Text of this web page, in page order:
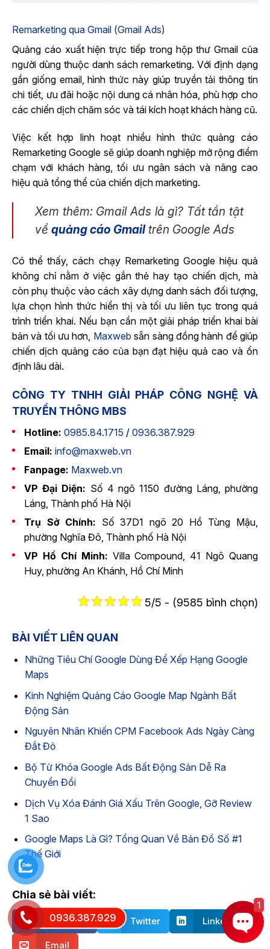
Remarketing qua Gmail (Gmail Ads)
Quảng cáo xuất hiện trực tiếp trong hộp thư Gmail của
người dùng thuộc danh sách remarketing. Với định dạng
gần giống email, hình thức này giúp truyền tải thông tin
chi tiết, ưu đãi hoặc nội dung cá nhân hóa, phù hợp cho
các chiến dịch chăm sóc và tái kích hoạt khách hàng cũ.
Việc kết hợp linh hoạt nhiều hình thức quảng cáo
Remarketing Google sẽ giúp doanh nghiệp mở rộng điểm
chạm với khách hàng, tối ưu ngân sách và nâng cao
hiệu quả tổng thể của chiến dịch marketing.
Xem thêm: Gmail Ads là gì? Tất tần tật
về quảng cáo Gmailtrên Google Ads
Có thể thấy, cách chạy Remarketing Google hiệu quả
không chỉ nằm ở việc gắn thẻ hay tạo chiến dịch, mà
còn phụ thuộc vào cách xây dựng danh sách đối tượng,
lựa chọn hình thức hiển thị và tối ưu liên tục trong quá
trình triển khai. Nếu bạn cần một giải pháp triển khai bài
bản và tối ưu hơn, Maxweb sẵn sàng đồng hành để giúp
chiến dịch quảng cáo của bạn đạt hiệu quả cao và ổn
định lâu dài.
CÔNG TY TNHH GIẢI PHÁP CÔNG NGHỆ VÀ
TRUYỀN THÔNG MBS
Hotline: 0985.84.1715 / 0936.387.929
Email: info@maxweb.vn
Fanpage: Maxweb.vn
VP Đại Diện: Số 4 ngõ 1150 đường Láng, phường
Láng, Thành phố Hà Nội
Trụ Sở Chính: Số 37D1 ngõ 20 Hồ Tùng Mậu,
phường Nghĩa Đô, Thành phố Hà Nội
VP Hồ Chí Minh: Villa Compound, 41 Ngô Quang
Huy, phường An Khánh, Hồ Chí Minh
5/5 - (9585 bình chọn)
BÀI VIẾT LIÊN QUAN
Những Tiêu Chí Google Dùng Để Xếp Hạng Google
Maps
Kinh Nghiệm Quảng Cáo Google Map Ngành Bất
Động Sản
Nguyên Nhân Khiến CPM Facebook Ads Ngày Càng
Đắt Đỏ
Bộ Từ Khóa Google Ads Bất Động Sản Dễ Ra
Chuyển Đổi
Dịch Vụ Xóa Đánh Giá Xấu Trên Google, Gỡ Review
1 Sao
Google Maps Là Gì? Tổng Quan Về Bản Đồ Số #1
Thế Giới
Chia sẻ bài viết:
Facebook Twitter Linkedin
Email
0936.387.929
1